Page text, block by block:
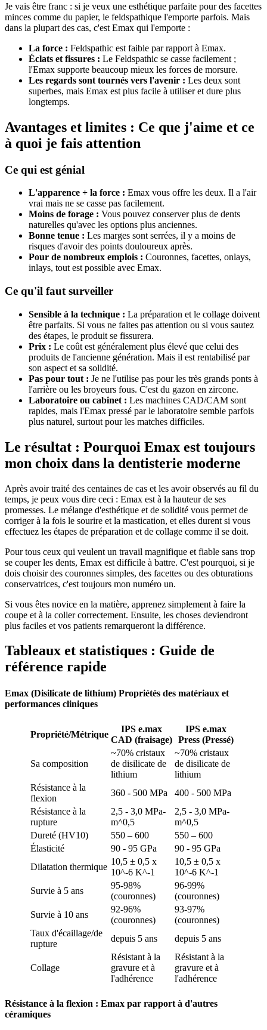
Je vais être franc : si je veux une esthétique parfaite pour des facettes
minces comme du papier, le feldspathique l'emporte parfois. Mais
dans la plupart des cas, c'est Emax qui l'emporte :
La force : Feldspathic est faible par rapport à Emax.
Éclats et fissures : Le Feldspathic se casse facilement ;
l'Emax supporte beaucoup mieux les forces de morsure.
Les regards sont tournés vers l'avenir : Les deux sont
superbes, mais Emax est plus facile à utiliser et dure plus
longtemps.
Avantages et limites : Ce que j'aime et ce
à quoi je fais attention
Ce qui est génial
L'apparence + la force : Emax vous offre les deux. Il a l'air
vrai mais ne se casse pas facilement.
Moins de forage : Vous pouvez conserver plus de dents
naturelles qu'avec les options plus anciennes.
Bonne tenue : Les marges sont serrées, il y a moins de
risques d'avoir des points douloureux après.
Pour de nombreux emplois : Couronnes, facettes, onlays,
inlays, tout est possible avec Emax.
Ce qu'il faut surveiller
Sensible à la technique : La préparation et le collage doivent
être parfaits. Si vous ne faites pas attention ou si vous sautez
des étapes, le produit se fissurera.
Prix : Le coût est généralement plus élevé que celui des
produits de l'ancienne génération. Mais il est rentabilisé par
son aspect et sa solidité.
Pas pour tout : Je ne l'utilise pas pour les très grands ponts à
l'arrière ou les broyeurs fous. C'est du gazon en zircone.
Laboratoire ou cabinet : Les machines CAD/CAM sont
rapides, mais l'Emax pressé par le laboratoire semble parfois
plus naturel, surtout pour les matches difficiles.
Le résultat : Pourquoi Emax est toujours
mon choix dans la dentisterie moderne
Après avoir traité des centaines de cas et les avoir observés au fil du
temps, je peux vous dire ceci : Emax est à la hauteur de ses
promesses. Le mélange d'esthétique et de solidité vous permet de
corriger à la fois le sourire et la mastication, et elles durent si vous
effectuez les étapes de préparation et de collage comme il se doit.
Pour tous ceux qui veulent un travail magnifique et fiable sans trop
se couper les dents, Emax est difficile à battre. C'est pourquoi, si je
dois choisir des couronnes simples, des facettes ou des obturations
conservatrices, c'est toujours mon numéro un.
Si vous êtes novice en la matière, apprenez simplement à faire la
coupe et à la coller correctement. Ensuite, les choses deviendront
plus faciles et vos patients remarqueront la différence.
Tableaux et statistiques : Guide de
référence rapide
Emax (Disilicate de lithium) Propriétés des matériaux et
performances cliniques
Propriété/Métrique
IPS e.max
CAD (fraisage)
IPS e.max
Press (Pressé)
Sa composition
~70% cristaux
de disilicate de
lithium
~70% cristaux
de disilicate de
lithium
Résistance à la
flexion
360 - 500 MPa
400 - 500 MPa
Résistance à la
rupture
2,5 - 3,0 MPa-
m^0,5
2,5 - 3,0 MPa-
m^0,5
Dureté (HV10)
550 – 600
550 – 600
Élasticité
90 - 95 GPa
90 - 95 GPa
Dilatation thermique
10,5 ± 0,5 x
10^-6 K^-1
10,5 ± 0,5 x
10^-6 K^-1
Survie à 5 ans
95-98%
(couronnes)
96-99%
(couronnes)
Survie à 10 ans
92-96%
(couronnes)
93-97%
(couronnes)
Taux d'écaillage/de
rupture
depuis 5 ans depuis 5 ans
Collage
Résistant à la
gravure et à
l'adhérence
Résistant à la
gravure et à
l'adhérence
Résistance à la flexion : Emax par rapport à d'autres
céramiques